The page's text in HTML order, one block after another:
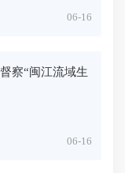
06-16
察“闽江流域生
06-16